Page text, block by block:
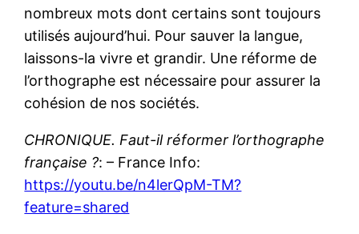
nombreux mots dont certains sont toujours
utilisés aujourd’hui. Pour sauver la langue,
laissons-la vivre et grandir. Une réforme de
l’orthographe est nécessaire pour assurer la
cohésion de nos sociétés.
CHRONIQUE. Faut-il réformer l’orthographe
française ?: – France Info:
https://youtu.be/n4lerQpM-TM?
feature=shared